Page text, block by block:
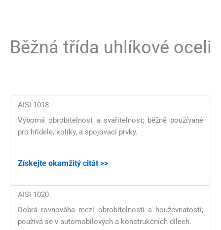
Běžná třída uhlíkové oceli
AISI 1018
Výborná obrobitelnost a svařitelnost; běžně používané
pro hřídele, kolíky, a spojovací prvky.
Získejte okamžitý citát >>
AISI 1020
Dobrá rovnováha mezi obrobitelností a houževnatostí;
používá se v automobilových a konstrukčních dílech.